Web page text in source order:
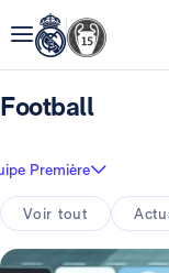
Football
Première
Voir tout